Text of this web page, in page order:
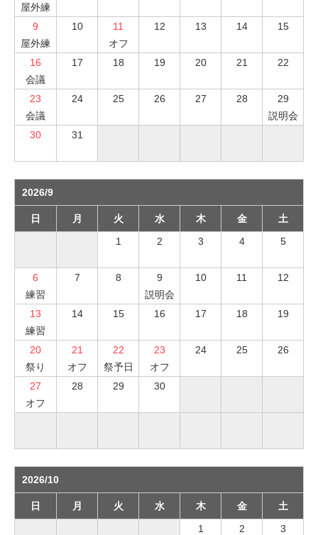
屋外練
9
屋外練
10
11
オフ
12 13 14 15
16
会議
17 18 19 20 21 22
23
会議
24 25 26 27 28
29
説明会
30
31
2026/9
日 月 火 水 木 金
土
1
2 3 4 5
6
練習
7 8
9
説明会
10 11 12
13
練習
14 15 16 17 18 19
20
祭り
21
オフ
22
祭予日
23
オフ
24 25 26
27
オフ
28 29 30
2026/10
日 月 火 水 木 金
土
1
2
3